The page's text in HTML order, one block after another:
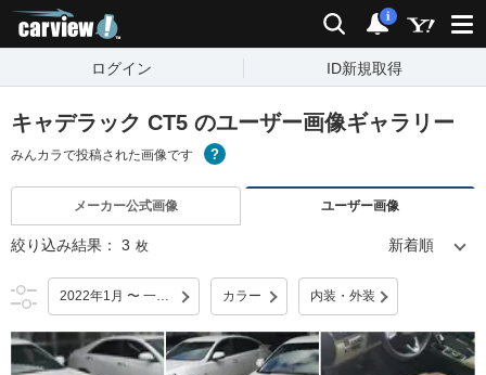
検索 通知
i
ログイン ID新規取得
キャデラック CT5 のユーザー画像ギャラリー
みんカラで投稿された画像です
メーカー公式画像 ユーザー画像
絞り込み結果： 3 枚
2022年1月 〜 一部改良 カラー 内装・外装